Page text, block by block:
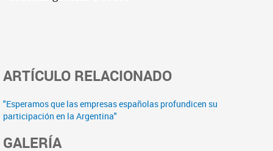
ARTÍCULO RELACIONADO
"Esperamos que las empresas españolas profundicen su
participación en la Argentina"
GALERÍA